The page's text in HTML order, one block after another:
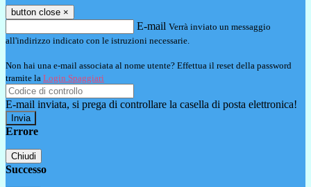
button close ×
E-mail Verrà inviato un messaggio
all'indirizzo indicato con le istruzioni necessarie.
Non hai una e-mail associata al nome utente? Effettua il reset della password
tramite la Login Spaggiari
E-mail inviata, si prega di controllare la casella di posta elettronica!
Errore
Chiudi
Successo